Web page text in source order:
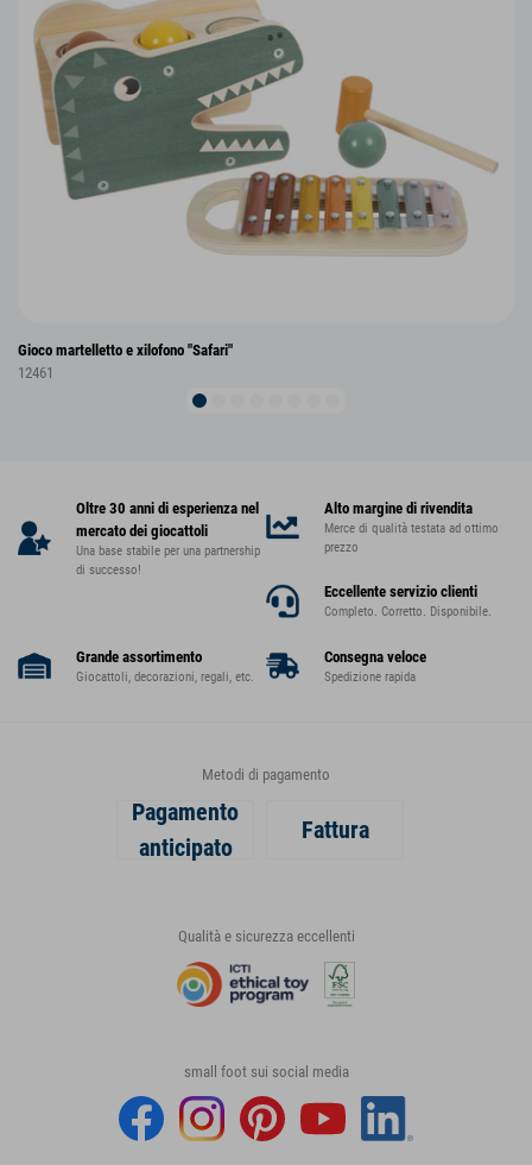
Gioco martelletto e xilofono "Safari"
12461
Oltre 30 anni di esperienza nel
mercato dei giocattoli
Una base stabile per una partnership
di successo!
Alto margine di rivendita
Merce di qualità testata ad ottimo
prezzo
Eccellente servizio clienti
Completo. Corretto. Disponibile.
Grande assortimento
Giocattoli, decorazioni, regali, etc.
Consegna veloce
Spedizione rapida
Metodi di pagamento
Pagamento
anticipato
Fattura
Qualità e sicurezza eccellenti
small foot sui social media